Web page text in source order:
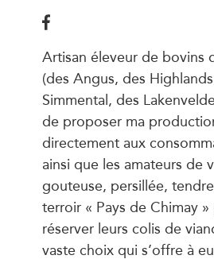
Artisan éleveur de bovins
(des Angus, des
Simmental, des
de proposer ma
directement aux
ainsi que les amateurs de
gouteuse, persillée,
terroir « Pays de Chimay
réserver leurs colis de
vaste choix qui s’offre à